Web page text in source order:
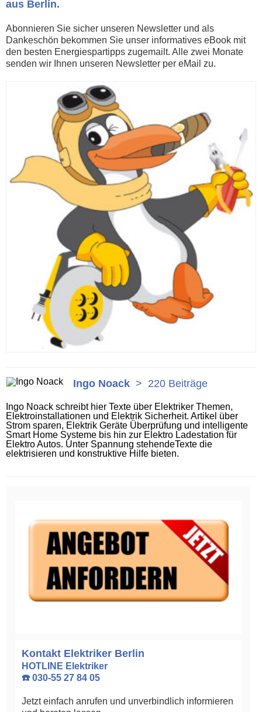
aus Berlin.
Abonnieren Sie sicher unseren Newsletter und als
Dankeschön bekommen Sie unser informatives eBook mit
den besten Energiespartipps zugemailt. Alle zwei Monate
senden wir Ihnen unseren Newsletter per eMail zu.
Ingo Noack > 220 Beiträge
Ingo Noack schreibt hier Texte über Elektriker Themen,
Elektroinstallationen und Elektrik Sicherheit. Artikel über
Strom sparen, Elektrik Geräte Überprüfung und intelligente
Smart Home Systeme bis hin zur Elektro Ladestation für
Elektro Autos. Unter Spannung stehendeTexte die
elektrisieren und konstruktive Hilfe bieten.
Kontakt Elektriker Berlin
HOTLINE Elektriker
☎️ 030-55 27 84 05
Jetzt einfach anrufen und unverbindlich informieren